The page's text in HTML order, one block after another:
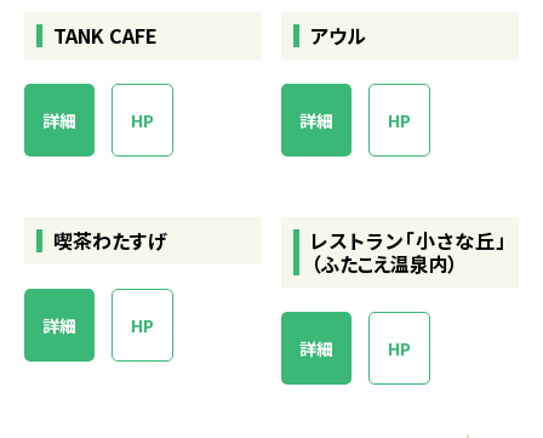
TANK CAFE
詳細 HP
アウル
詳細 HP
喫茶わたすげ
詳細 HP
レストラン「小さな丘」
（ふたこえ温泉内）
詳細 HP